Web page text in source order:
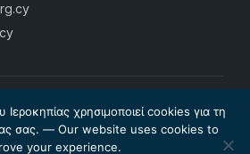
· Cookies Διαχείριση Cookies
Ισότητας των Φύλων ·Δήλωση
Προσβασιμότητας
χρησιμοποιεί cookies για τη
σας. — Our website uses cookies to
your experience.